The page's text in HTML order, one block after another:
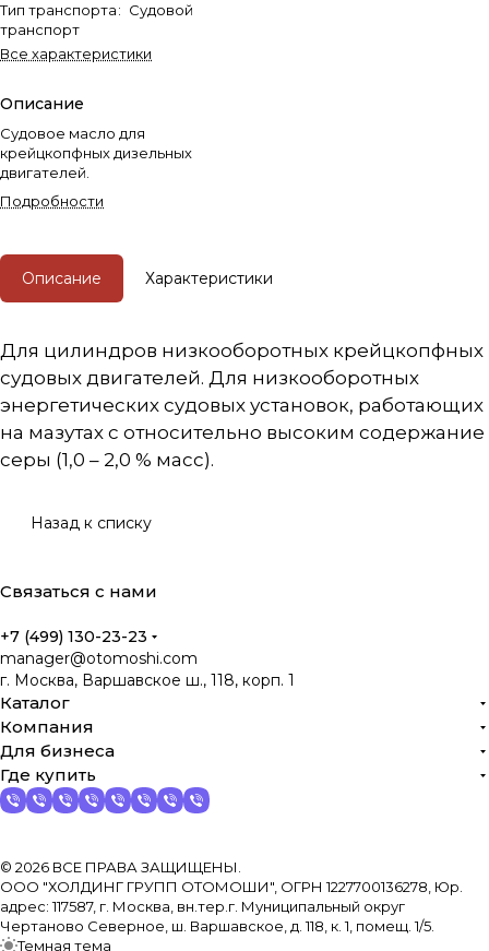
Тип транспорта: Судовой
транспорт
Все характеристики
Описание
Судовое масло для
крейцкопфных дизельных
двигателей.
Подробности
Описание Характеристики
Для цилиндров низкооборотных крейцкопфных
судовых двигателей. Для низкооборотных
энергетических судовых установок, работающих
на мазутах с относительно высоким содержание
серы (1,0 – 2,0 % масс).
Назад к списку
Связаться с нами
+7 (499) 130-23-23
manager@otomoshi.com
г. Москва, Варшавское ш., 118, корп. 1
Каталог
Компания
Для бизнеса
Где купить
© 2026 ВСЕ ПРАВА ЗАЩИЩЕНЫ.
ООО "ХОЛДИНГ ГРУПП ОТОМОШИ", ОГРН 1227700136278, Юр.
адрес: 117587, г. Москва, вн.тер.г. Муниципальный округ
Чертаново Северное, ш. Варшавское, д. 118, к. 1, помещ. 1/5.
Темная тема